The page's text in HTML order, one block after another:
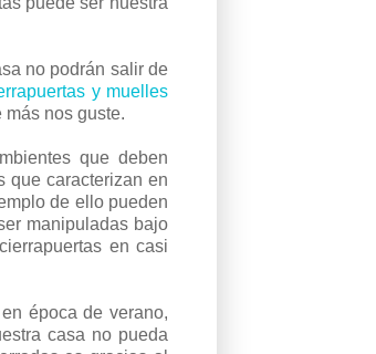
no podrán salir de
y muelles
nos guste.
que deben
que caracterizan en
de ello pueden
manipuladas bajo
en casi
época de verano,
casa no pueda